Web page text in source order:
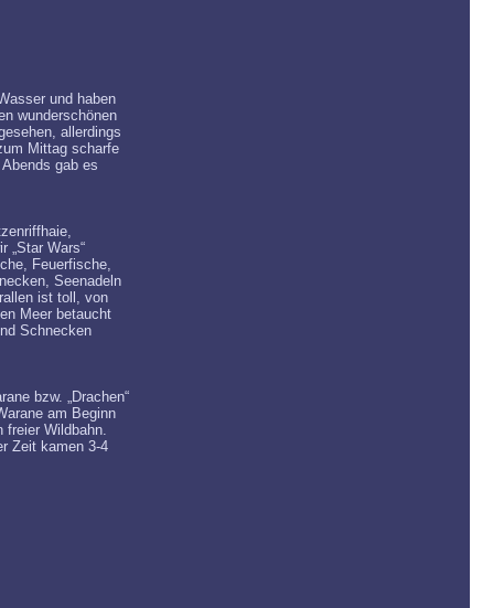
und haben
wunderschönen
allerdings
Mittag scharfe
gab es
„Star Wars“
Feuerfische,
Seenadeln
ist toll, von
Meer betaucht
Schnecken
bzw. „Drachen“
am Beginn
freier Wildbahn.
Zeit kamen 3-4